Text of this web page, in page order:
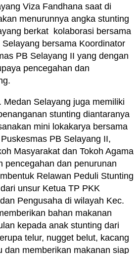
Viza Fandhana saat di
menurunnya angka stunting
berkat kolaborasi bersama
bersama Koordinator
PB Selayang II yang dengan
pencegahan dan
Medan Selayang juga memiliki
stunting diantaranya
mini lokakarya bersama
PB Selayang II,
Masyarakat dan Tokoh Agama
pencegahan dan penurunan
Relawan Peduli Stunting
unsur Ketua TP PKK
Pengusaha di wilayah Kec.
bahan makanan
kepada anak stunting dari
telur, nugget belut, kacang
dan memberikan makanan siap